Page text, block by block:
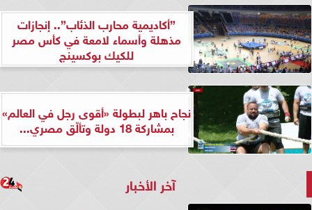
”أكاديمية محارب الذئاب”.. إنجازات
مذهلة وأسماء لامعة في كأس مصر
للكيك بوكسينج
نجاح باهر لبطولة «أقوى رجل في العالم»
بمشاركة 18 دولة وتألّق مصري...
آخر الأخبار